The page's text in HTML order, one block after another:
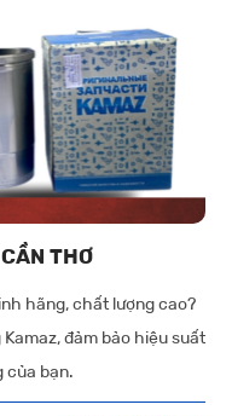
THƠ
hãng, chất lượng cao?
đảm bảo hiệu suất
của bạn.